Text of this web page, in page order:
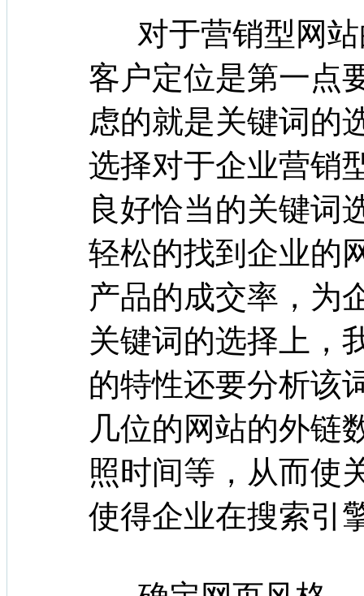
对于营销型网
客户定位是第一点
虑的就是关键词的
选择对于企业营销
良好恰当的关键词
轻松的找到企业的
产品的成交率，为
关键词的选择上，
的特性还要分析该
几位的网站的外链
照时间等，从而使
使得企业在搜索引